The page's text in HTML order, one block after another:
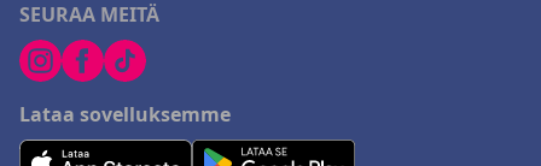
SEURAA MEITÄ
Lataa sovelluksemme